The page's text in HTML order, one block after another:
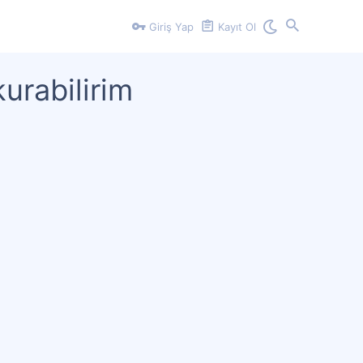
Giriş Yap Kayıt Ol